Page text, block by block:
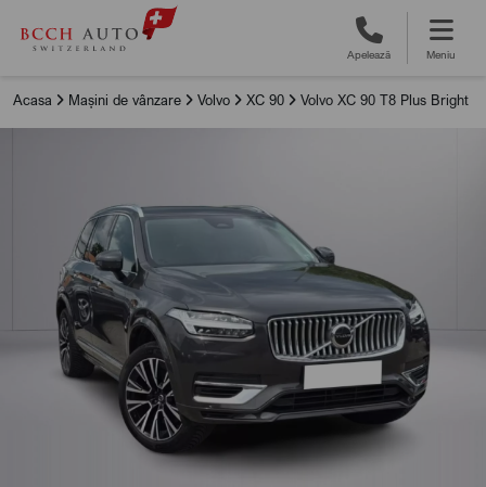
Apelează Meniu
Acasa Mașini de vânzare Volvo XC 90 Volvo XC 90 T8 Plus Bright